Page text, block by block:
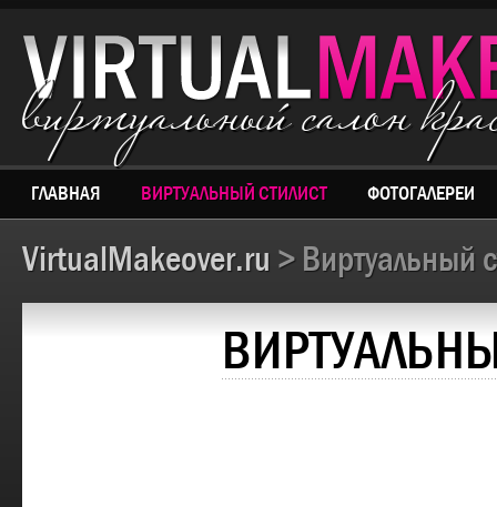
виртуальный салон
ГЛАВНАЯ ВИРТУАЛЬНЫЙ СТИЛИСТ ФОТОГАЛЕРЕИ
VirtualMakeover.ru > Виртуальный